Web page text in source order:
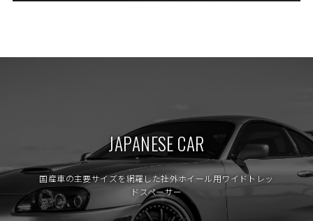
JAPANESE CAR
国産車の主要サイズを網羅した社外ホイール用ワイドトレッ
ドスペーサー